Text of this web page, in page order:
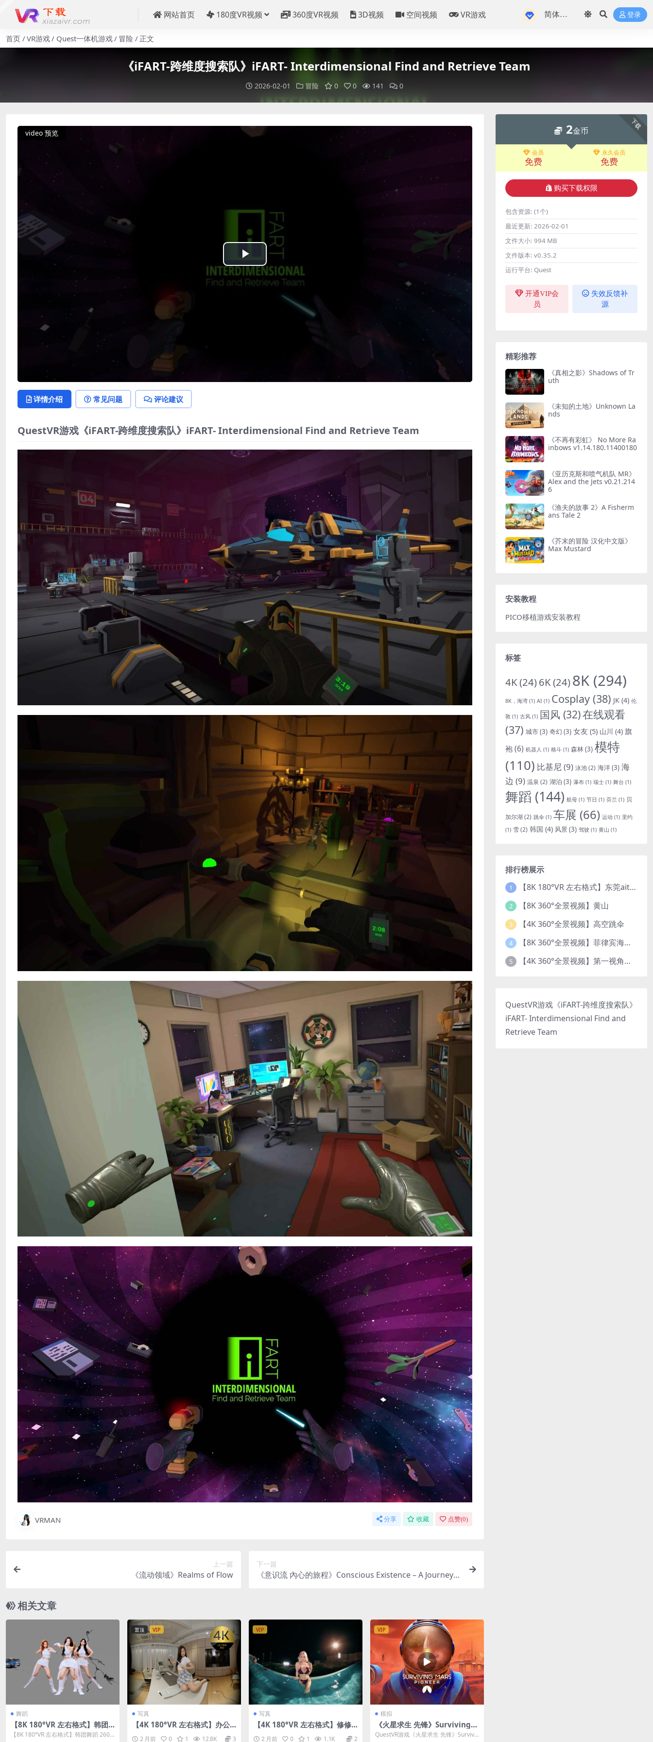
网站首页 180度VR视频 360度VR视频 3D视频 空间视频 VR游戏 登录
首页 VR游戏 Quest一体机游戏 冒险 正文
《iFART-跨维度搜索队》iFART- Interdimensional Find and Retrieve Team
2026-02-01 冒险 0 0 141 0
video 预览
Play
Video
详情介绍 常见问题 评论建议
QuestVR游戏《iFART-跨维度搜索队》iFART- Interdimensional Find and Retrieve Team
VRMAN 分享 收藏 点赞(0)
上一篇
《流动领域》Realms of Flow
下一篇
《意识流 內心的旅程》Conscious Existence – A Journey
相关文章
舞蹈
【8K 180°VR 左右格式】韩团
舞蹈 26022506
【8K 180°VR 左右格式】韩团舞蹈 2602
置顶 VIP
写真
【4K 180°VR 左右格式】办公
2 月前 0 1 12.8K 3
VIP
写真
【4K 180°VR 左右格式】修修
猫 Cosplay Bikini pool party
2 月前 0 1 1.1K 2
VIP
模拟
《火星求生 先锋》Surviving
Mars Pioneer
QuestVR游戏《火星求生 先锋》Survivin
下载
2金币
会员
免费
永久会员
免费
购买下载权限
包含资源: (1个)
最近更新: 2026-02-01
文件大小: 994 MB
文件版本: v0.35.2
运行平台: Quest
开通VIP会
员
失效反馈补
源
精彩推荐
《真相之影》Shadows of Tr
uth
《未知的土地》Unknown La
nds
《不再有彩虹》 No More Ra
inbows v1.14.180.11400180
《亚历克斯和喷气机队 MR》
Alex and the Jets v0.21.214
6
《渔夫的故事 2》A Fisherm
ans Tale 2
《芥末的冒险 汉化中文版》
Max Mustard
安装教程
PICO移植游戏安装教程
标签
4K(24)6K(24)8K (294)
8K，海湾 (1) AI (1) Cosplay (38) JK (4) 伦
敦 (1) 古风 (1) 国风 (32)在线观看
(37) 城市(3) 奇幻 (3) 女友 (5) 山川 (4) 旗
袍(6) 机器人 (1) 格斗 (1) 森林(3) 模特
(110) 比基尼(9) 泳池(2) 海洋(3) 海
边 (9) 温泉 (2) 湖泊 (3) 瀑布 (1) 瑞士 (1) 舞台 (1)
舞蹈 (144) 航母 (1) 节日 (1) 芬兰 (1) 贝
加尔湖 (2) 跳伞 (1) 车展 (66) 运动 (1) 里约
(1) 雪(2) 韩国 (4) 风景(3) 驾驶 (1) 黄山 (1)
排行榜展示
1 【8K 180°VR 左右格式】东莞ait改装展 车模贝贝
2 【8K 360°全景视频】黄山
3 【4K 360°全景视频】高空跳伞
4 【8K 360°全景视频】菲律宾海底乐园珊瑚世界
5 【4K 360°全景视频】第一视角开飞机
QuestVR游戏《iFART-跨维度搜索队》
iFART- Interdimensional Find and
Retrieve Team